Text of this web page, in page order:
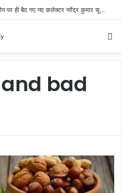
Rewa:जब कुर्सी की बजाय जमीन पर ही बैठ गए नए कलेक्टर नरेंद्र कुमार सूर्यवंशी फिर जो हुआ!
bad